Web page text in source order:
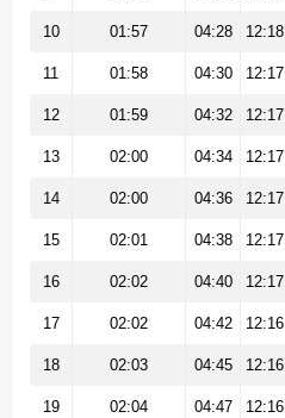
10 01:57 04:28 12:18
11 01:58 04:30 12:17
12 01:59 04:32 12:17
13 02:00 04:34 12:17
14 02:00 04:36 12:17
15 02:01 04:38 12:17
16 02:02 04:40 12:17
17 02:02 04:42 12:16
18 02:03 04:45 12:16
19 02:04 04:47 12:16